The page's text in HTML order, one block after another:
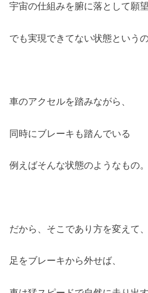
宇宙の仕組みを腑に落として願
でも実現できてない状態というの
車のアクセルを踏みながら、
同時にブレーキも踏んでいる
例えばそんな状態のようなもの。
だから、そこであり方を変えて、
足をブレーキから外せば、